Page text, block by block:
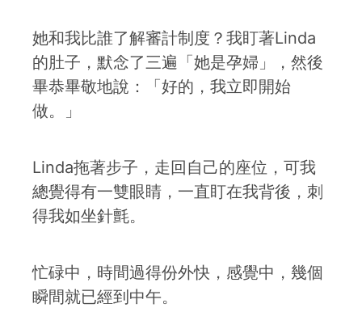
她和我比誰了解審計制度？我盯著Linda
的肚子，默念了三遍「她是孕婦」，然後
畢恭畢敬地說：「好的，我立即開始
做。」
Linda拖著步子，走回自己的座位，可我
總覺得有一雙眼睛，一直盯在我背後，刺
得我如坐針氈。
忙碌中，時間過得份外快，感覺中，幾個
瞬間就已經到中午。